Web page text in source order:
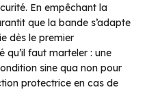
En empêchant la
que la bande s’adapte
dès le premier
qu’il faut marteler : une
sine qua non pour
protectrice en cas de